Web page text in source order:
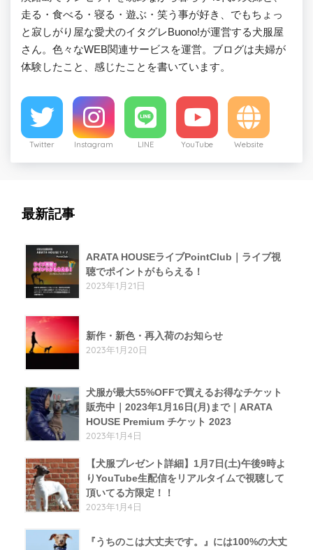
走る・食べる・寝る・遊ぶ・笑う事が好き、でもちょっ
と寂しがり屋な愛犬のイタグレBuono!が運営する犬服屋
さん。色々なWEB関連サービスを運営。ブログは夫婦が
体験したこと、感じたことを書いています。
Twitter Instagram LINE YouTube Website
最新記事
ARATA HOUSEライブPointClub｜ライブ視
聴でポイントがもらえる！
2023年1月21日
新作・新色・再入荷のお知らせ
2023年1月20日
犬服が最大55%OFFで買えるお得なチケット
販売中｜2023年1月16日(月)まで｜ARATA
HOUSE Premium チケット 2023
2023年1月4日
【犬服プレゼント詳細】1月7日(土)午後9時よ
りYouTube生配信をリアルタイムで視聴して
頂いてる方限定！！
2023年1月4日
『うちのこは大丈夫です。』には100%の大丈